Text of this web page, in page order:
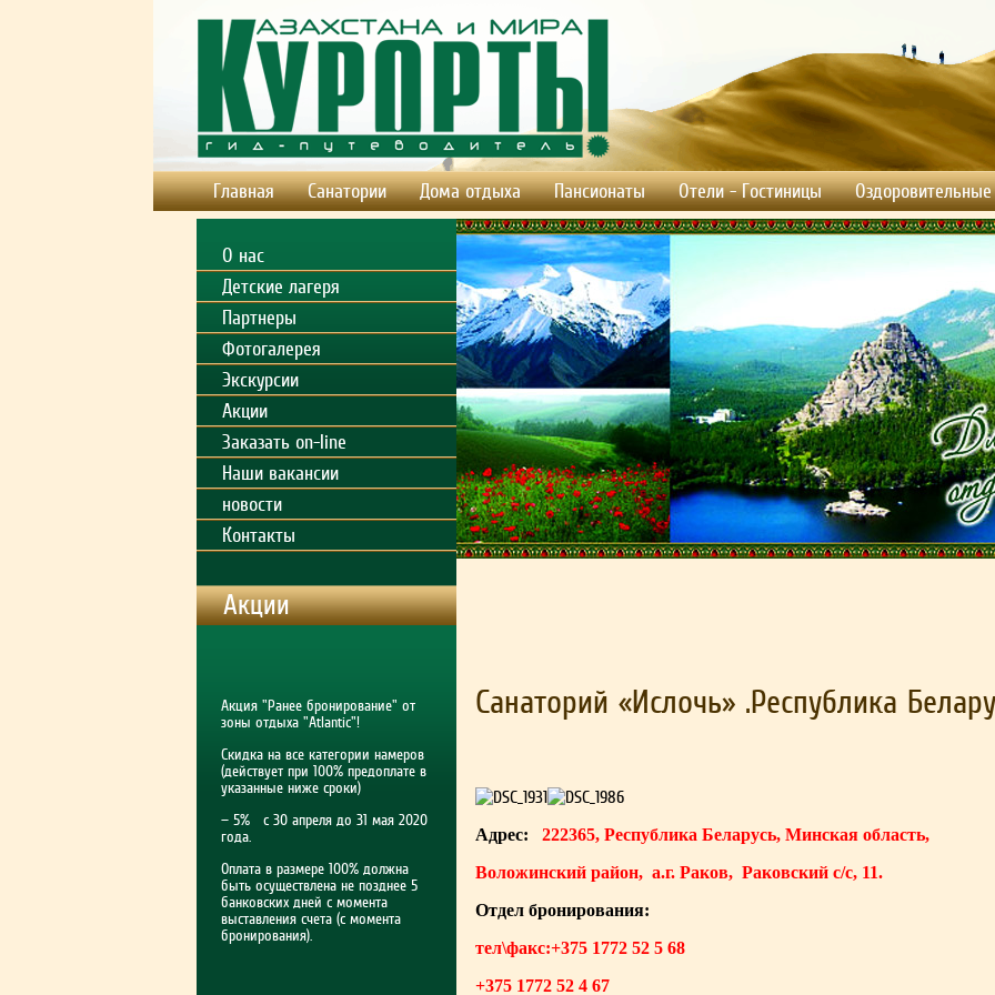
Главная Санатории Дома отдыха Пансионаты Отели - Гостиницы
О нас
Детские лагеря
Партнеры
Фотогалерея
Экскурсии
Акции
Заказать on-line
Наши вакансии
новости
Контакты
Акции
Акция "Ранее бронирование" от
зоны отдыха "Atlantic"!
Скидка на все категории намеров
(действует при 100% предоплате в
указанные ниже сроки)
— 5% с 30 апреля до 31 мая 2020
года.
Оплата в размере 100% должна
быть осуществлена не позднее 5
банковских дней с момента
выставления счета (с момента
бронирования).
Санаторий «Ислочь» .Республика
Адрес:
222365, Республика Беларусь, Минская область,
Воложинский район, а.г. Раков, Раковский с/с, 11.
Отдел бронирования:
тел\факс:+375 1772 52 5 68
+375 1772 52 4 67